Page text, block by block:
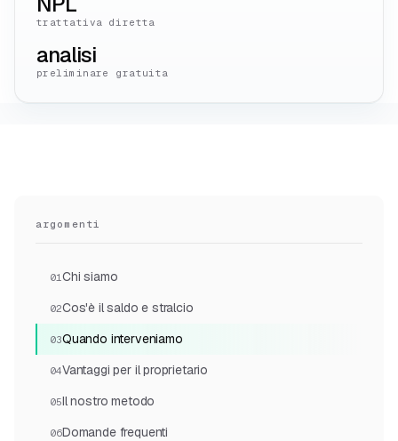
trattativa diretta
analisi
preliminare gratuita
argomenti
01Chi siamo
02Cos'è il saldo e stralcio
03Quando interveniamo
04Vantaggi per il proprietario
05Il nostro metodo
06Domande frequenti